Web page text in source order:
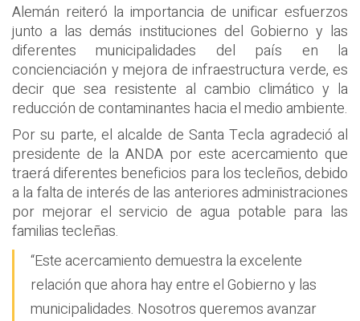
Alemán reiteró la importancia de unificar esfuerzos
junto a las demás instituciones del Gobierno y las
diferentes municipalidades del país en la
concienciación y mejora de infraestructura verde, es
decir que sea resistente al cambio climático y la
reducción de contaminantes hacia el medio ambiente.
Por su parte, el alcalde de Santa Tecla agradeció al
presidente de la ANDA por este acercamiento que
traerá diferentes beneficios para los tecleños, debido
a la falta de interés de las anteriores administraciones
por mejorar el servicio de agua potable para las
familias tecleñas.
“Este acercamiento demuestra la excelente
relación que ahora hay entre el Gobierno y las
municipalidades. Nosotros queremos avanzar